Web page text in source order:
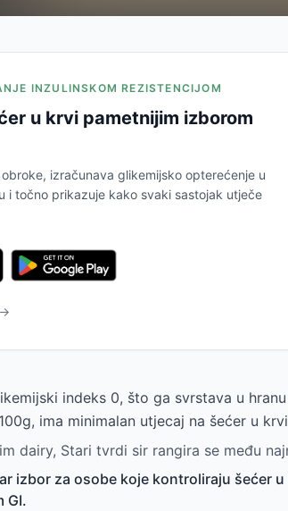
INZULINSKOM REZISTENCIJOM
u krvi pametnijim izborom
izračunava glikemijsko opterećenje u
i točno prikazuje kako svaki sastojak utječe
indeks 0, što ga svrstava u
ima minimalan utjecaj na šećer u
dairy, Stari tvrdi sir rangira se među
izbor za osobe koje kontroliraju šećer
GI.